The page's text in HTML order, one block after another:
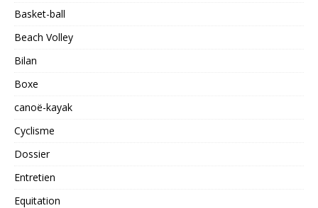
Basket-ball
Beach Volley
Bilan
Boxe
canoë-kayak
Cyclisme
Dossier
Entretien
Equitation